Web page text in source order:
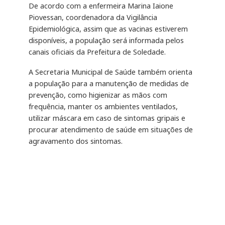
De acordo com a enfermeira Marina Iaione
Piovessan, coordenadora da Vigilância
Epidemiológica, assim que as vacinas estiverem
disponíveis, a população será informada pelos
canais oficiais da Prefeitura de Soledade.
A Secretaria Municipal de Saúde também orienta
a população para a manutenção de medidas de
prevenção, como higienizar as mãos com
frequência, manter os ambientes ventilados,
utilizar máscara em caso de sintomas gripais e
procurar atendimento de saúde em situações de
agravamento dos sintomas.